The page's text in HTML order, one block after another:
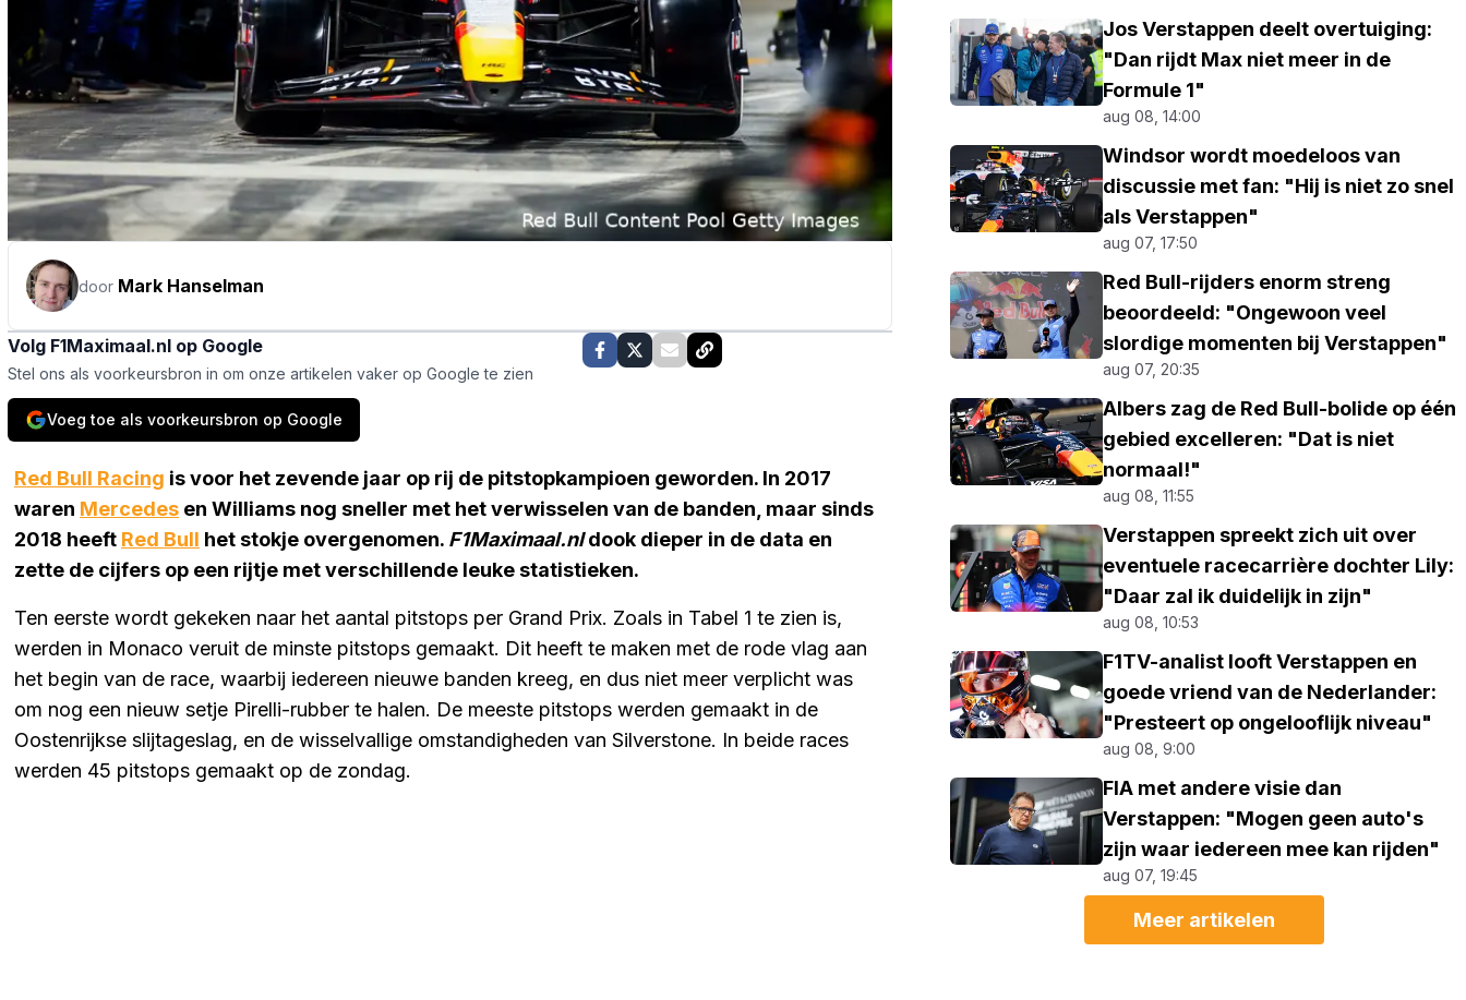
door Mark Hanselman
Volg F1Maximaal.nl op Google
Stel ons als voorkeursbron in om onze artikelen vaker op Google te zien
Voeg toe als voorkeursbron op Google
Red Bull Racing is voor het zevende jaar op rij de pitstopkampioen geworden. In 2017
waren Mercedes en Williams nog sneller met het verwisselen van de banden, maar sinds
2018 heeft Red Bull het stokje overgenomen. F1Maximaal.nldook dieper in de data en
zette de cijfers op een rijtje met verschillende leuke statistieken.
Ten eerste wordt gekeken naar het aantal pitstops per Grand Prix. Zoals in Tabel 1 te zien is,
werden in Monaco veruit de minste pitstops gemaakt. Dit heeft te maken met de rode vlag aan
het begin van de race, waarbij iedereen nieuwe banden kreeg, en dus niet meer verplicht was
om nog een nieuw setje Pirelli-rubber te halen. De meeste pitstops werden gemaakt in de
Oostenrijkse slijtageslag, en de wisselvallige omstandigheden van Silverstone. In beide races
werden 45 pitstops gemaakt op de zondag.
Jos Verstappen deelt overtuiging:
"Dan rijdt Max niet meer in de
Formule 1"
aug 08, 14:00
Windsor wordt moedeloos van
discussie met fan: "Hij is niet zo snel
als Verstappen"
aug 07, 17:50
Red Bull-rijders enorm streng
beoordeeld: "Ongewoon veel
slordige momenten bij Verstappen"
aug 07, 20:35
Albers zag de Red Bull-bolide op één
gebied excelleren: "Dat is niet
normaal!"
aug 08, 11:55
Verstappen spreekt zich uit over
eventuele racecarrière dochter Lily:
"Daar zal ik duidelijk in zijn"
aug 08, 10:53
F1TV-analist looft Verstappen en
goede vriend van de Nederlander:
"Presteert op ongelooflijk niveau"
aug 08, 9:00
FIA met andere visie dan
Verstappen: "Mogen geen auto's
zijn waar iedereen mee kan rijden"
aug 07, 19:45
Meer artikelen